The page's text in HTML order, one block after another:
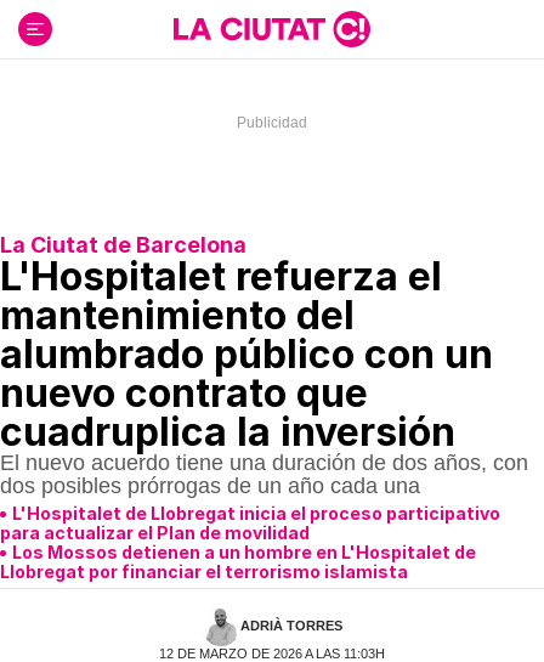
contenido
La Ciutat de Barcelona
L'Hospitalet refuerza el
mantenimiento del
alumbrado público con un
nuevo contrato que
cuadruplica la inversión
El nuevo acuerdo tiene una duración de dos años, con
dos posibles prórrogas de un año cada una
L'Hospitalet de Llobregat inicia el proceso participativo
para actualizar el Plan de movilidad
Los Mossos detienen a un hombre en L'Hospitalet de
Llobregat por financiar el terrorismo islamista
ADRIÀ TORRES
12 DE MARZO DE 2026 A LAS 11:03H